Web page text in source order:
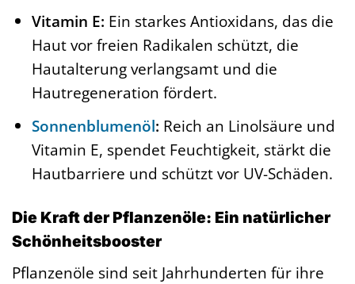
Vitamin E: Ein starkes Antioxidans, das die
Haut vor freien Radikalen schützt, die
Hautalterung verlangsamt und die
Hautregeneration fördert.
Sonnenblumenöl: Reich an Linolsäure und
Vitamin E, spendet Feuchtigkeit, stärkt die
Hautbarriere und schützt vor UV-Schäden.
Die Kraft der Pflanzenöle: Ein natürlicher
Schönheitsbooster
Pflanzenöle sind seit Jahrhunderten für ihre